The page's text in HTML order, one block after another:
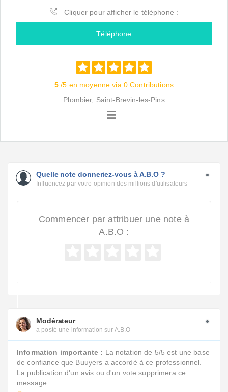
Cliquer pour afficher le téléphone :
Téléphone
5 /5 en moyenne via 0 Contributions
Plombier, Saint-Brevin-les-Pins
Quelle note donneriez-vous à A.B.O ?
Influencez par votre opinion des millions d'utilisateurs
Commencer par attribuer une note à
A.B.O :
Modérateur
a posté une information sur A.B.O
Information importante : La notation de 5/5 est une base
de confiance que Buuyers a accordé à ce professionnel.
La publication d'un avis ou d'un vote supprimera ce
message.